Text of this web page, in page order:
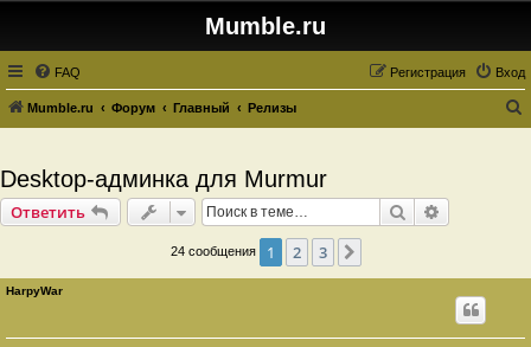
Mumble.ru
FAQ Вход
Регистрация
Mumble.ru Форум Главный Релизы
Desktop-админка для Murmur
Ответить Поиск
24 сообщения 1 2 3
HarpyWar